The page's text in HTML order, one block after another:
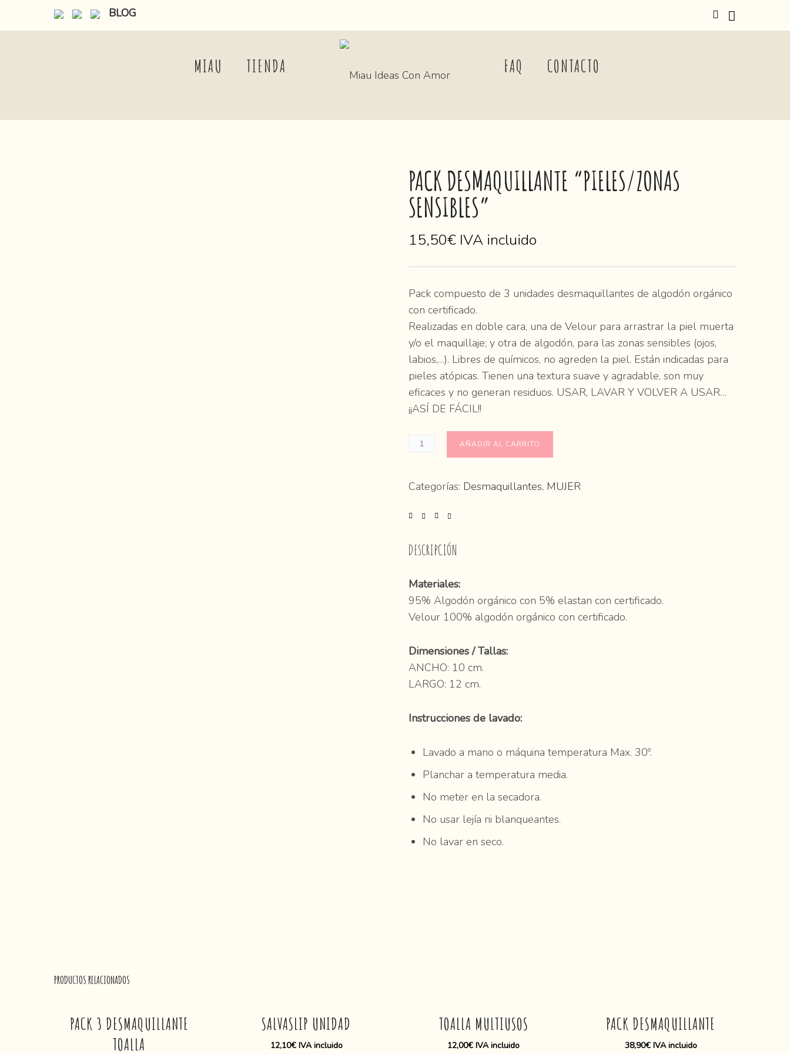
BLOG
MIAU TIENDA FAQ CONTACTO
PACK DESMAQUILLANTE “PIELES/ZONAS
SENSIBLES”
15,50€ IVA incluido
Pack compuesto de 3 unidades desmaquillantes de algodón orgánico
con certificado.
Realizadas en doble cara, una de Velour para arrastrar la piel muerta
y/o el maquillaje; y otra de algodón, para las zonas sensibles (ojos,
labios,…). Libres de químicos, no agreden la piel. Están indicadas para
pieles atópicas. Tienen una textura suave y agradable, son muy
eficaces y no generan residuos. USAR, LAVAR Y VOLVER A USAR…
¡¡ASÍ DE FÁCIL!!
AÑADIR AL CARRITO
Categorías: Desmaquillantes, MUJER
DESCRIPCIÓN
Materiales:
95% Algodón orgánico con 5% elastan con certificado.
Velour 100% algodón orgánico con certificado.
Dimensiones / Tallas:
ANCHO: 10 cm.
LARGO: 12 cm.
Instrucciones de lavado:
Lavado a mano o máquina temperatura Max. 30º.
Planchar a temperatura media.
No meter en la secadora.
No usar lejía ni blanqueantes.
No lavar en seco.
PRODUCTOS RELACIONADOS
PACK 3 DESMAQUILLANTE
TOALLA
SALVASLIP UNIDAD
12,10€ IVA incluido
TOALLA MULTIUSOS
12,00€ IVA incluido
PACK DESMAQUILLANTE
38,90€ IVA incluido